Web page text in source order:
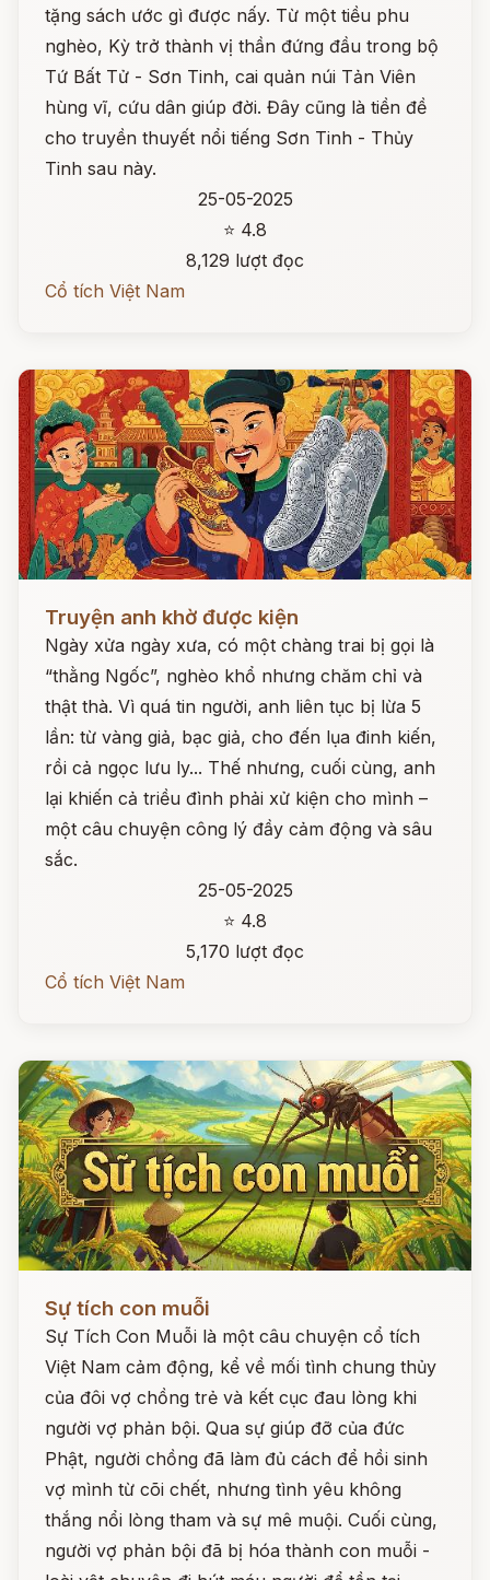
tặng sách ước gì được nấy. Từ một tiều phu
nghèo, Kỳ trở thành vị thần đứng đầu trong bộ
Tứ Bất Tử - Sơn Tinh, cai quản núi Tản Viên
hùng vĩ, cứu dân giúp đời. Đây cũng là tiền đề
cho truyền thuyết nổi tiếng Sơn Tinh - Thủy
Tinh sau này.
25-05-2025
⭐ 4.8
8,129 lượt đọc
Cổ tích Việt Nam
Truyện anh khờ được kiện
Ngày xửa ngày xưa, có một chàng trai bị gọi là
“thằng Ngốc”, nghèo khổ nhưng chăm chỉ và
thật thà. Vì quá tin người, anh liên tục bị lừa 5
lần: từ vàng giả, bạc giả, cho đến lụa đinh kiến,
rồi cả ngọc lưu ly... Thế nhưng, cuối cùng, anh
lại khiến cả triều đình phải xử kiện cho mình –
một câu chuyện công lý đầy cảm động và sâu
sắc.
25-05-2025
⭐ 4.8
5,170 lượt đọc
Cổ tích Việt Nam
Sự tích con muỗi
Sự Tích Con Muỗi là một câu chuyện cổ tích
Việt Nam cảm động, kể về mối tình chung thủy
của đôi vợ chồng trẻ và kết cục đau lòng khi
người vợ phản bội. Qua sự giúp đỡ của đức
Phật, người chồng đã làm đủ cách để hồi sinh
vợ mình từ cõi chết, nhưng tình yêu không
thắng nổi lòng tham và sự mê muội. Cuối cùng,
người vợ phản bội đã bị hóa thành con muỗi -